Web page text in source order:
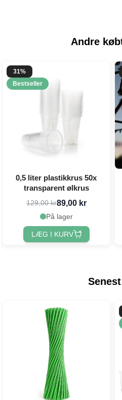
Andre
31%
Bestseller
0,5 liter plastikkrus 50x
transparent ølkrus
129,00 kr89,00 kr
På lager
LÆG I KURV